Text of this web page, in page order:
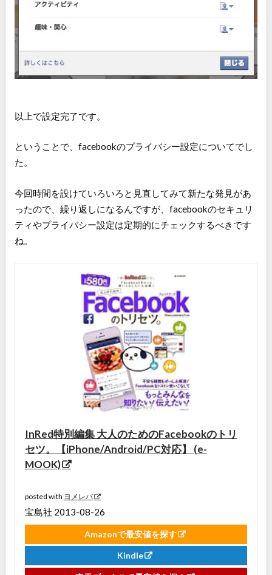
以上で設定完了です。
ということで、facebookのプライバシー設定についてでし
た。
今回時間を設けていろいろと見直してみて新たな発見があ
ったので、繰り返しになるんですが、facebookのセキュリ
ティやプライバシー設定は定期的にチェックするべきです
ね。
InRed特別編集 大人のためのFacebookのトリ
セツ。【iPhone/Android/PC対応】 (e-
MOOK)
posted with ヨメレバ
宝島社 2013-08-26
Amazonで最安値を探す
Kindle